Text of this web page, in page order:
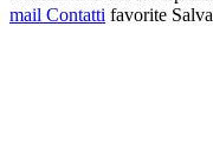
mail Contatti favorite Salva